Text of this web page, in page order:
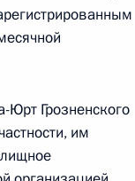
Грозненского
им